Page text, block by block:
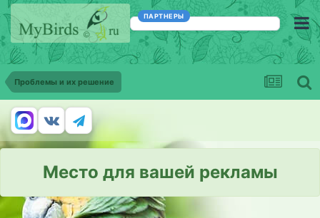
ПАРТНЕРЫ
Проблемы и их решение
Место для вашей рекламы